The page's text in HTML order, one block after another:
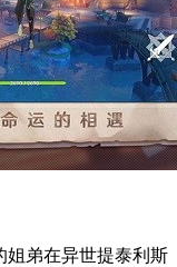
姐弟在异世提泰利斯